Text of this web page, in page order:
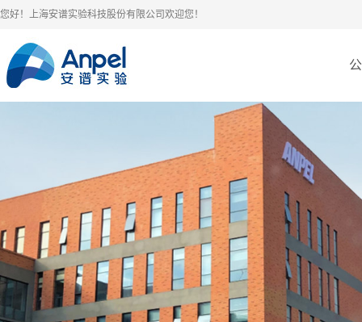
您好！上海安谱实验科技股份有限公司欢迎您！